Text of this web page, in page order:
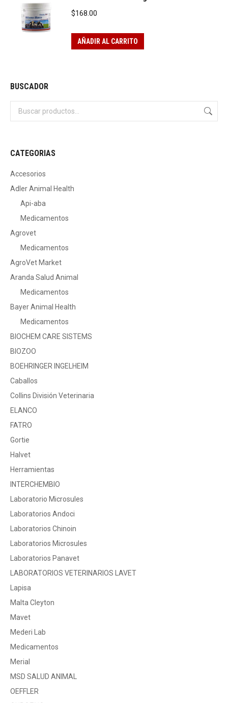
$168.00
AÑADIR AL CARRITO
BUSCADOR
CATEGORIAS
Accesorios
Adler Animal Health
Api-aba
Medicamentos
Agrovet
Medicamentos
AgroVet Market
Aranda Salud Animal
Medicamentos
Bayer Animal Health
Medicamentos
BIOCHEM CARE SISTEMS
BIOZOO
BOEHRINGER INGELHEIM
Caballos
Collins División Veterinaria
ELANCO
FATRO
Gortie
Halvet
Herramientas
INTERCHEMBIO
Laboratorio Microsules
Laboratorios Andoci
Laboratorios Chinoin
Laboratorios Microsules
Laboratorios Panavet
LABORATORIOS VETERINARIOS LAVET
Lapisa
Malta Cleyton
Mavet
Mederi Lab
Medicamentos
Merial
MSD SALUD ANIMAL
OEFFLER